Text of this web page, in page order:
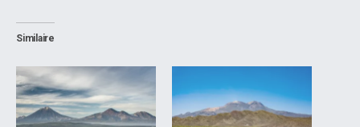
Similaire